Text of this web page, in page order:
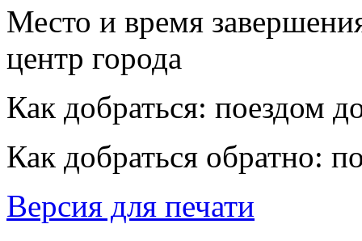
Место и время
центр города
Как добраться: поездом
Как добраться обратно:
Версия для печати